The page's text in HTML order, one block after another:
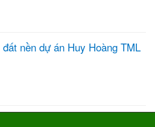
nền dự án Huy Hoàng TML